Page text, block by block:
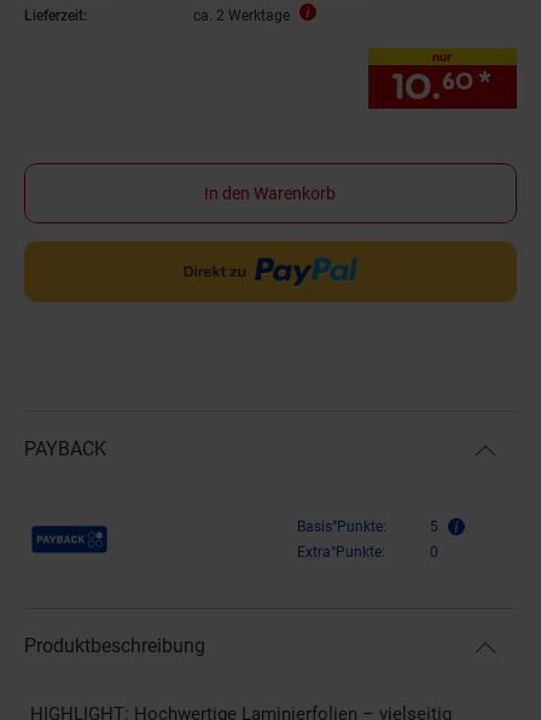
Lieferzeit:
ca. 2 Werktage
nur
10.60 *
In den Warenkorb
PAYBACK
Payback Punkte Basis°Punkte:
5
Extra°Punkte:
0
Produktbeschreibung
HIGHLIGHT: Hochwertige Laminierfolien – vielseitig